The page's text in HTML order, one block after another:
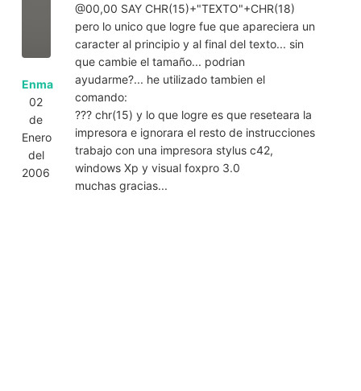
Enma
02
de
Enero
del
2006
@00,00 SAY CHR(15)+"TEXTO"+CHR(18)
pero lo unico que logre fue que apareciera un
caracter al principio y al final del texto... sin
que cambie el tamaño... podrian
ayudarme?... he utilizado tambien el
comando:
??? chr(15) y lo que logre es que reseteara la
impresora e ignorara el resto de instrucciones
trabajo con una impresora stylus c42,
windows Xp y visual foxpro 3.0
muchas gracias...